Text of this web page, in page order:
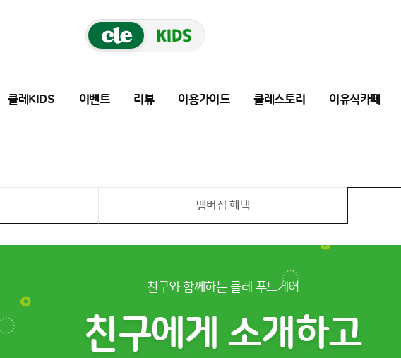
클레KIDS 이벤트 리뷰 이용가이드 클레스토리 이유식카페
멤버십 혜택
친구와 함께하는 클레 푸드케어
친구에게 소개하고